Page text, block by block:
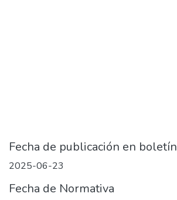
Fecha de publicación en boletín
2025-06-23
Fecha de Normativa